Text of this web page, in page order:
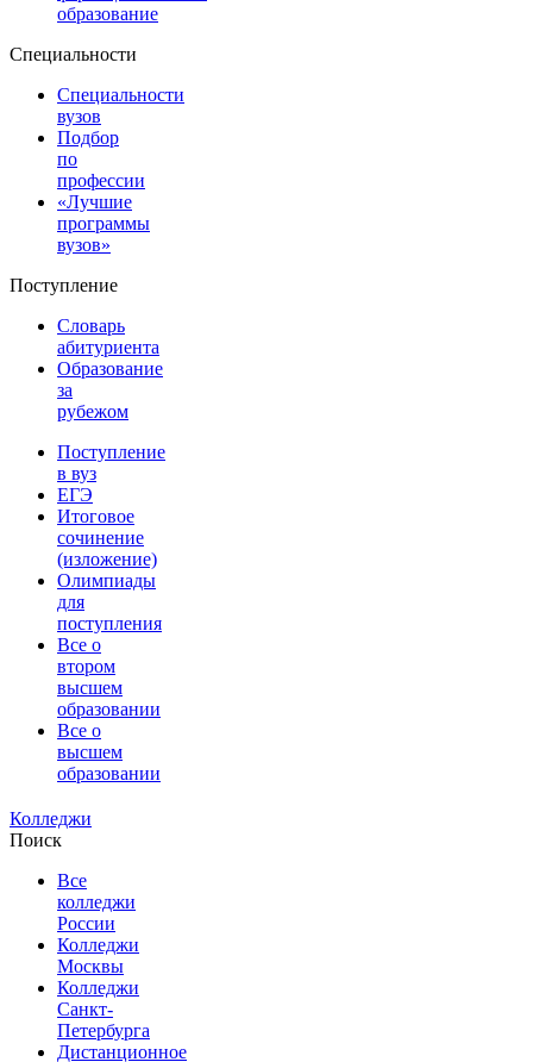
образование
Специальности
Специальности
вузов
Подбор
по
профессии
«Лучшие
программы
вузов»
Поступление
Словарь
абитуриента
Образование
за
рубежом
Поступление
в вуз
ЕГЭ
Итоговое
сочинение
(изложение)
Олимпиады
для
поступления
Все о
втором
высшем
образовании
Все о
высшем
образовании
Колледжи
Поиск
Все
колледжи
России
Колледжи
Москвы
Колледжи
Санкт-
Петербурга
Дистанционное